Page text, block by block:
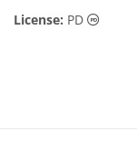
License: PD Public